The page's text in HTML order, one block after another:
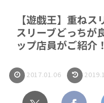
【遊戯王】重ね
スリーブどっちが
ップ店員がご紹介
2017.01.06